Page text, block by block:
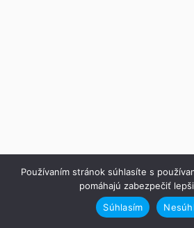
Používaním stránok súhlasíte s
pomáhajú zabezpečiť
Súhlasím